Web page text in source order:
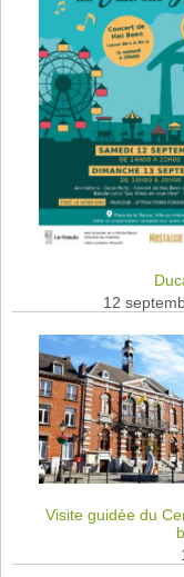
12
Visite guidée du